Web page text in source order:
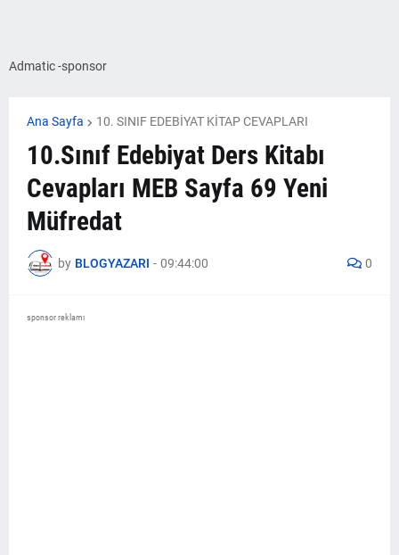
Admatic -sponsor
Ana Sayfa 10. SINIF EDEBİYAT KİTAP CEVAPLARI
10.Sınıf Edebiyat Ders Kitabı
Cevapları MEB Sayfa 69 Yeni
Müfredat
by BLOGYAZARI - 09:44:00 0
sponsor reklamı